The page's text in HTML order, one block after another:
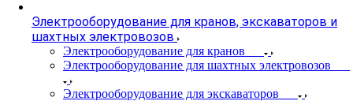
Электрооборудование для кранов, экскаваторов и
шахтных электровозов
Электрооборудование для кранов
Электрооборудование для шахтных электровозов
Электрооборудование для экскаваторов